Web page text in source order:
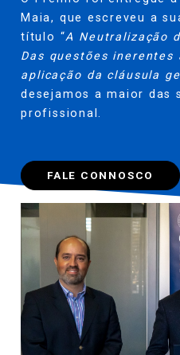
Maia, que escreveu a
título “A Neutralização
Das questões inerentes
aplicação da cláusula
desejamos a maior das
profissional.
FALE CONNOSCO